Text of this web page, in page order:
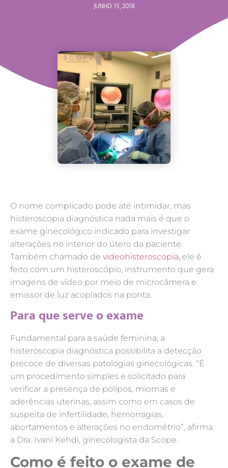
JUNHO 15, 2018
O nome complicado pode até intimidar, mas
histeroscopia diagnóstica nada mais é que o
exame ginecológico indicado para investigar
alterações no interior do útero da paciente.
Também chamado de videohisteroscopia, ele é
feito com um histeroscópio, instrumento que gera
imagens de vídeo por meio de microcâmera e
emissor de luz acoplados na ponta.
Para que serve o exame
Fundamental para a saúde feminina, a
histeroscopia diagnóstica possibilita a detecção
precoce de diversas patologias ginecológicas. “É
um procedimento simples e solicitado para
verificar a presença de pólipos, miomas e
aderências uterinas, assim como em casos de
suspeita de infertilidade, hemorragias,
abortamentos e alterações no endométrio”, afirma
a Dra. Ivani Kehdi, ginecologista da Scope.
Como é feito o exame de